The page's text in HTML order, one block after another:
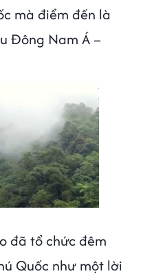
mà điểm đến là
Đông Nam Á –
đã tổ chức đêm
Quốc như một lời